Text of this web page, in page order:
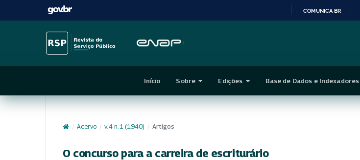
CONTEÚDO
COMUNICA BR
Início Sobre Edições Base de Dados e Indexadores
/ Acervo / v. 4 n. 1 (1940) / Artigos
O concurso para a carreira de escriturário